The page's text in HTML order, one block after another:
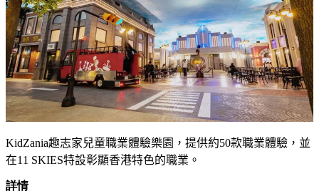
KidZania趣志家兒童職業體驗樂園，提供約50款職業體驗， 並
在11 SKIES特設彰顯香港特色的職業。
詳情